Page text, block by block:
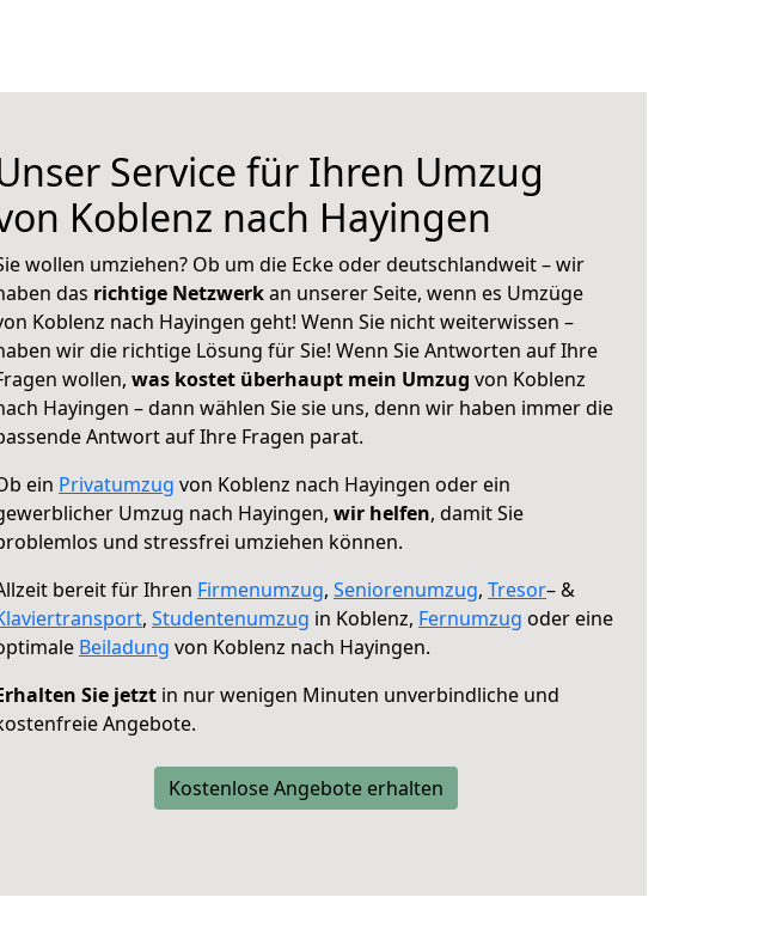
Service für Ihren Umzug
Koblenz nach Hayingen
wollen umziehen? Ob um die Ecke oder deutschlandweit – wir
das richtige Netzwerkan unserer Seite, wenn es Umzüge
Koblenz nach Hayingen geht! Wenn Sie nicht weiterwissen –
wir die richtige Lösung für Sie! Wenn Sie Antworten auf Ihre
wollen, was kostet überhaupt mein Umzug von Koblenz
Hayingen – dann wählen Sie sie uns, denn wir haben immer die
Antwort auf Ihre Fragen parat.
ein Privatumzug von Koblenz nach Hayingen oder ein
Umzug nach Hayingen, wir helfen, damit Sie
und stressfrei umziehen können.
bereit für Ihren Firmenumzug, Seniorenumzug, Tresor– &
, Studentenumzug in Koblenz, Fernumzug oder eine
Beiladung von Koblenz nach Hayingen.
Sie jetzt in nur wenigen Minuten unverbindliche und
Angebote.
Kostenlose Angebote erhalten